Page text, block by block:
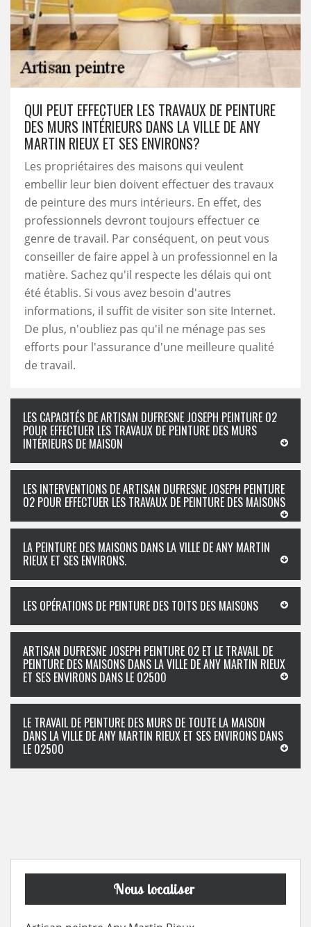
QUI PEUT EFFECTUER LES TRAVAUX DE PEINTURE
DES MURS INTÉRIEURS DANS LA VILLE DE ANY
MARTIN RIEUX ET SES ENVIRONS?
Les propriétaires des maisons qui veulent
embellir leur bien doivent effectuer des travaux
de peinture des murs intérieurs. En effet, des
professionnels devront toujours effectuer ce
genre de travail. Par conséquent, on peut vous
conseiller de faire appel à un professionnel en la
matière. Sachez qu'il respecte les délais qui ont
été établis. Si vous avez besoin d'autres
informations, il suffit de visiter son site Internet.
De plus, n'oubliez pas qu'il ne ménage pas ses
efforts pour l'assurance d'une meilleure qualité
de travail.
LES CAPACITÉS DE ARTISAN DUFRESNE JOSEPH PEINTURE 02
POUR EFFECTUER LES TRAVAUX DE PEINTURE DES MURS
INTÉRIEURS DE MAISON
LES INTERVENTIONS DE ARTISAN DUFRESNE JOSEPH PEINTURE
02 POUR EFFECTUER LES TRAVAUX DE PEINTURE DES MAISONS
LA PEINTURE DES MAISONS DANS LA VILLE DE ANY MARTIN
RIEUX ET SES ENVIRONS.
LES OPÉRATIONS DE PEINTURE DES TOITS DES MAISONS
ARTISAN DUFRESNE JOSEPH PEINTURE 02 ET LE TRAVAIL DE
PEINTURE DES MAISONS DANS LA VILLE DE ANY MARTIN RIEUX
ET SES ENVIRONS DANS LE 02500
LE TRAVAIL DE PEINTURE DES MURS DE TOUTE LA MAISON
DANS LA VILLE DE ANY MARTIN RIEUX ET SES ENVIRONS DANS
LE 02500
Nous localiser